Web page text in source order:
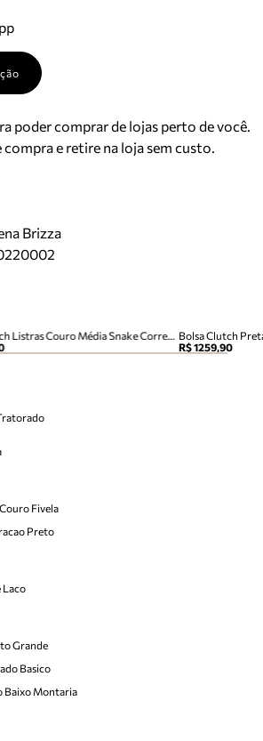
poder comprar de lojas perto de você.
compra e retire na loja sem custo.
Brizza
Bolsa Clutch Listras Couro Média Snake Corrente
R$ 1259,90
Fivela
Preto
Laco
Grande
Basico
Baixo Montaria